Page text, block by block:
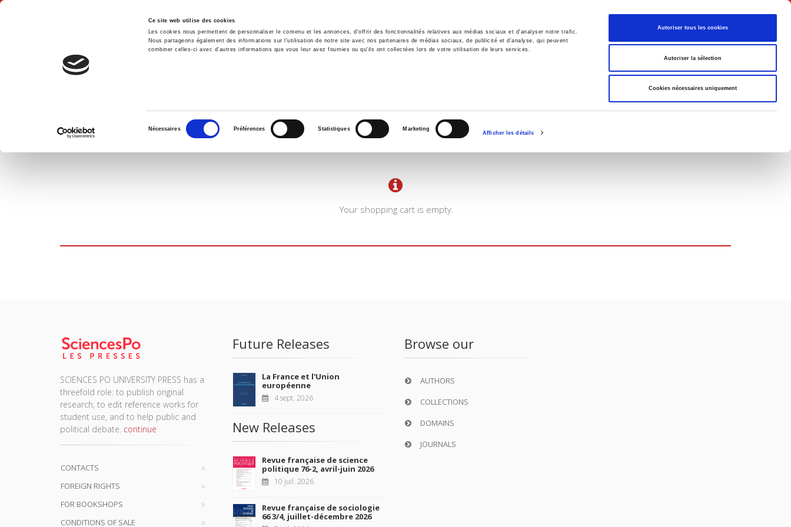
Ce site web utilise des cookies
Les cookies nous permettent de personnaliser le contenu et les annonces, d'offrir des fonctionnalités relatives aux médias sociaux et d'analyser notre trafic.
Nous partageons également des informations sur l'utilisation de notre site avec nos partenaires de médias sociaux, de publicité et d'analyse, qui peuvent
combiner celles-ci avec d'autres informations que vous leur avez fournies ou qu'ils ont collectées lors de votre utilisation de leurs services.
consentement
Nécessaires Préférences Statistiques Marketing
Afficher les détails
Autoriser tous les cookies
Autoriser la sélection
Cookies nécessaires uniquement
English
Home Environment History International Politics
SHOPPING CART
Your shopping cart is empty.
SCIENCES PO UNIVERSITY PRESS has a
threefold role: to publish original
research, to edit reference works for
student use, and to help public and
political debate. continue
CONTACTS
FOREIGN RIGHTS
FOR BOOKSHOPS
CONDITIONS OF SALE
Future Releases
La France et l'Union
européenne
4 sept. 2026
New Releases
Revue française de science
politique 76-2, avril-juin 2026
10 juil. 2026
Revue française de sociologie
66 3/4, juillet-décembre 2026
Browse our
AUTHORS
COLLECTIONS
DOMAINS
JOURNALS